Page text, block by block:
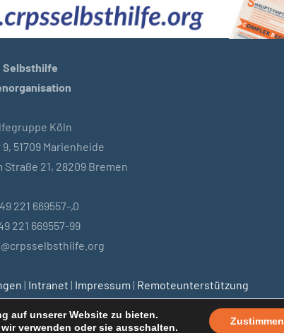
Selbsthilfe
Köln
51709 Marienheide
21, 28209 Bremen
221 669557-,0
221 669557-99
| Intranet | Impressum | Remoteunterstützung
auf unserer Website zu bieten.
verwenden oder sie ausschalten.
Zustimmen